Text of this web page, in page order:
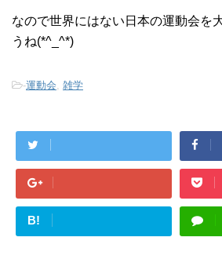
なので世界にはない日本の運動会を
うね(*^_^*)
-運動会 雑学
B!